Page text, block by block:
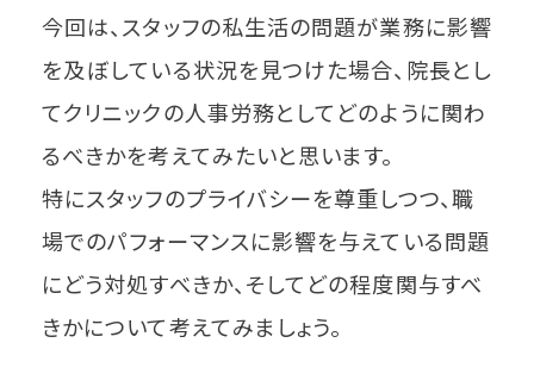
今回は、スタッフの私生活の問題が業務に影響
を及ぼしている状況を見つけた場合、院長とし
てクリニックの人事労務としてどのように関わ
るべきかを考えてみたいと思います。
特にスタッフのプライバシーを尊重しつつ、職
場でのパフォーマンスに影響を与えている問題
にどう対処すべきか、そしてどの程度関与すべ
きかについて考えてみましょう。